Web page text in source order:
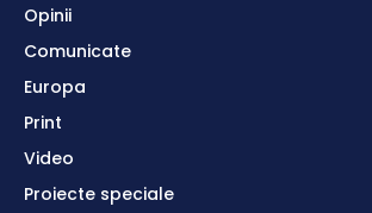
Opinii
Comunicate
Europa
Print
Video
Proiecte speciale